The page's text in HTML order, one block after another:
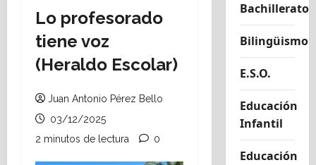
Lo profesorado
tiene voz
(Heraldo Escolar)
Juan Antonio Pérez Bello
03/12/2025
2 minutos de lectura
0
Bachillerato
Bilingüismo
E.S.O.
Educación
Infantil
Educación